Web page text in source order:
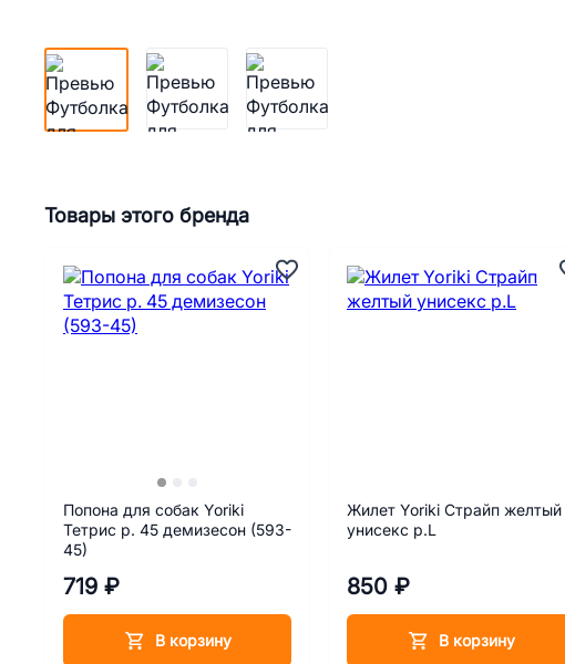
Товары этого бренда
Попона для собак Yoriki
Тетрис р. 45 демизесон (593-
45)
719 ₽
В корзину
Жилет Yoriki Страйп желтый
унисекс р.L
850 ₽
В корзину